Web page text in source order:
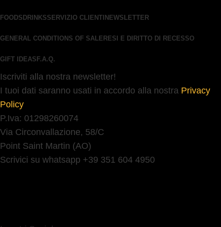
FOODS DRINKSSERVIZIO CLIENTI NEWSLETTER
GENERAL CONDITIONS OF SALE RESI E DIRITTO DI RECESSO
GIFT IDEAS F.A.Q.
Iscriviti alla nostra newsletter!
I tuoi dati saranno usati in accordo alla nostra Privacy
Policy
P.Iva: 01298260074
Via Circonvallazione, 58/C
Point Saint Martin (AO)
Scrivici su whatsapp +39 351 604 4950